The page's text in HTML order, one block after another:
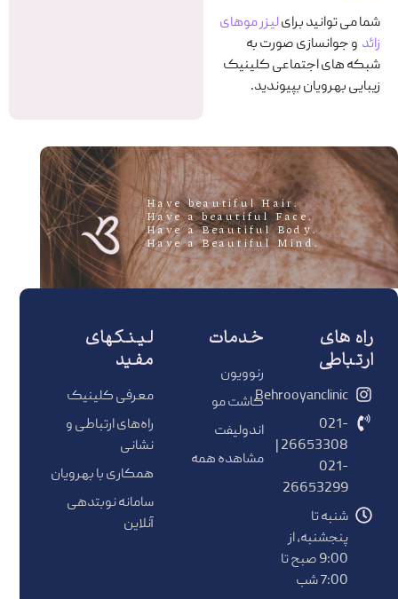
شما می توانید برایلیزر موهای
زائد و جوانسازی صورت به
شبکه های اجتماعی کلینیک
زیبایی بهرویان بپیوندید.
.Have beautiful Hair
.Have a beautiful Face
.Have a Beautiful Body
.Have a Beautiful Mind
راه های
ارتباطی
Behrooyanclinic
021-
26653308 |
021-
26653299
شنبه تا
پنجشنبه، از
9:00 صبح تا
7:00 شب
خدمات
رنوویون
کاشت مو
اندولیفت
مشاهده همه
لینکهای
مفید
معرفی کلینیک
راه‌های ارتباطی و
نشانی
همکاری با بهرویان
سامانه نوبتدهی
آنلاین